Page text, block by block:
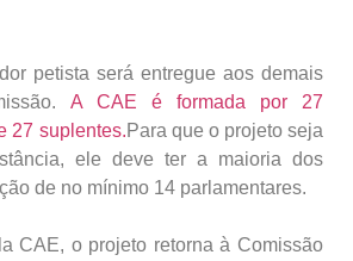
petista será entregue aos demais
A CAE é formada por 27
27 suplentes.Para que o projeto seja
ele deve ter a maioria dos
de no mínimo 14 parlamentares.
CAE, o projeto retorna à Comissão